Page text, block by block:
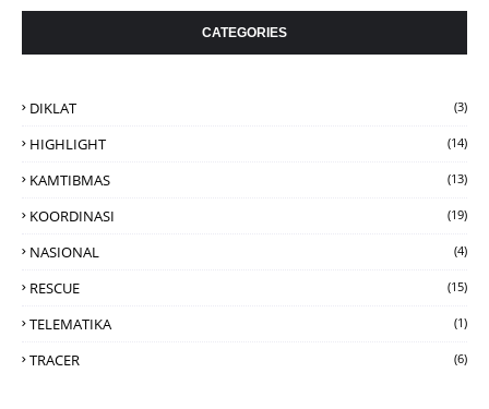
CATEGORIES
DIKLAT (3)
HIGHLIGHT (14)
KAMTIBMAS (13)
KOORDINASI (19)
NASIONAL (4)
RESCUE (15)
TELEMATIKA (1)
TRACER (6)